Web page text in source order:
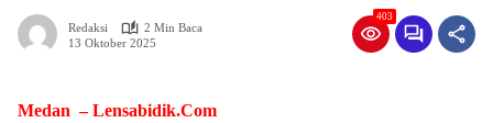
Redaksi
2 Min Baca
13 Oktober 2025
403
Medan – Lensabidik.Com